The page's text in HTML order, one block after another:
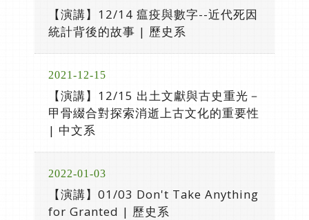
【演講】12/14 瘟疫與數字--近代死因
統計背後的故事 | 歷史系
2021-12-15
【演講】12/15 出土文獻與古史重光－
甲骨綴合對探索消逝上古文化的重要性
| 中文系
2022-01-03
【演講】01/03 Don't Take Anything
for Granted | 歷史系